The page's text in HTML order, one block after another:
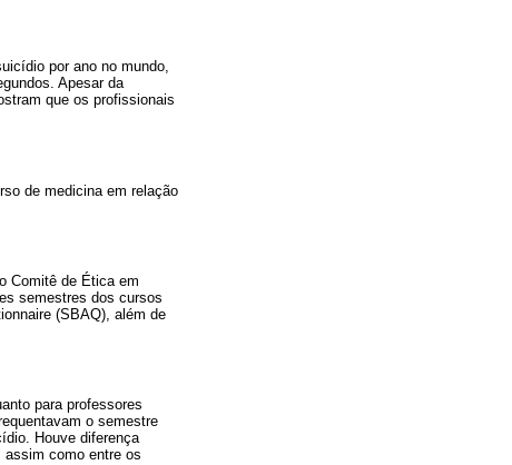
por ano no mundo,
Apesar da
que os profissionais
de medicina em relação
Comitê de Ética em
semestres dos cursos
(SBAQ), além de
para professores
o semestre
Houve diferença
como entre os